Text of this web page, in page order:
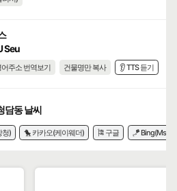
Seu
주소 번역보기 건물명만 복사 👂 TTS 듣기
담동 날씨
청) 🐤 카카오(케이웨더) 🎏 구글 🪁 Bing(Msn)